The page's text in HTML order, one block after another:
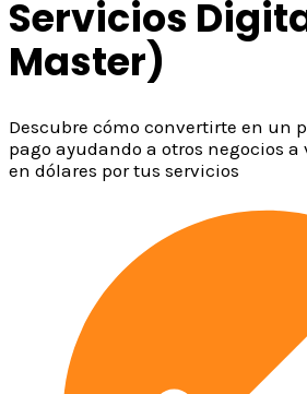
Servicios
Master)
Descubre cómo convertirte en un
pago ayudando a otros negocios a
en dólares por tus servicios